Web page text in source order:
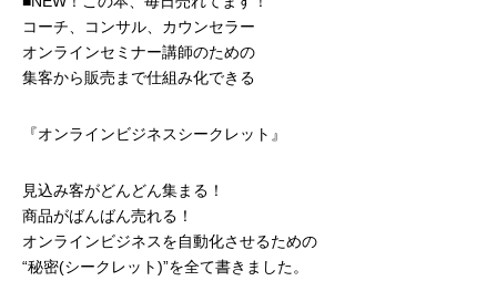
コーチ、コンサル、カウンセラー
オンラインセミナー講師のための
集客から販売まで仕組み化できる
『オンラインビジネスシークレット』
見込み客がどんどん集まる！
商品がばんばん売れる！
オンラインビジネスを自動化させるための
“秘密(シークレット)”を全て書きました。